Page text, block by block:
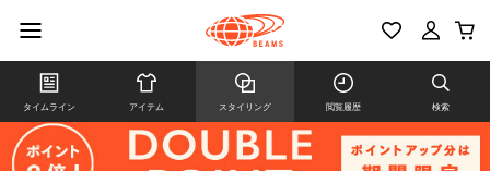
タイムライン アイテム スタイリング 閲覧履歴 検索